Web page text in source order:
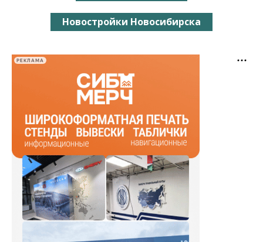
Новостройки Новосибирска
РЕКЛАМА